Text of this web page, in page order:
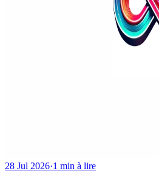
28 Jul 2026·1 min à lire